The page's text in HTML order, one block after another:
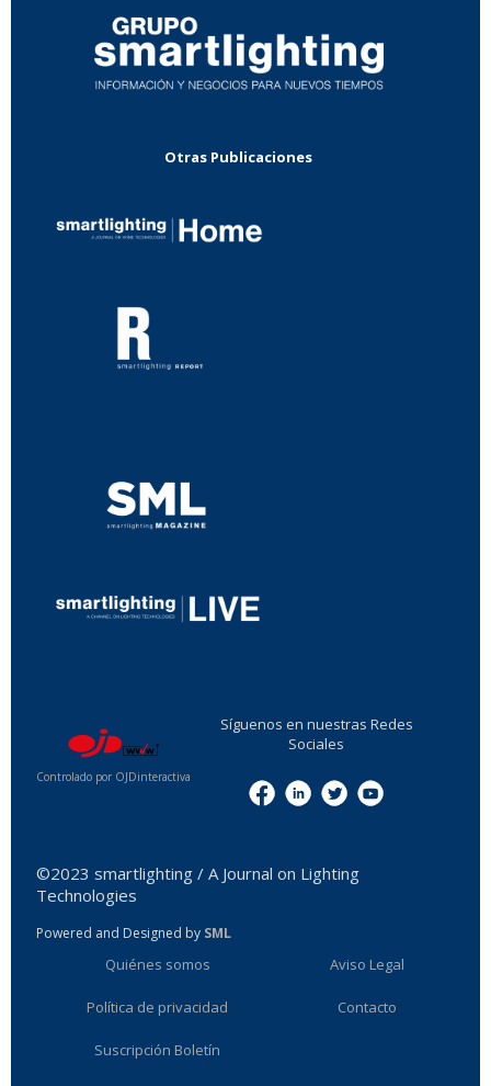
Otras Publicaciones
Controlado por OJDinteractiva
Síguenos en nuestras Redes
Sociales
©2023 smartlighting / A Journal on Lighting
Technologies
Powered and Designed by SML
Quiénes somos Aviso Legal
Política de privacidad Contacto
Suscripción Boletín